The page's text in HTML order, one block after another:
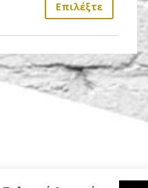
Επιλέξτε